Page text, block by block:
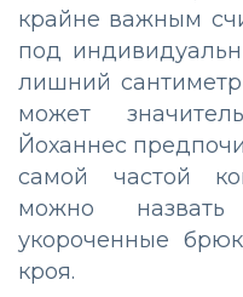
крайне важным
под
лишний
может
Йоханнес
самой частой
можно
укороченные
кроя.